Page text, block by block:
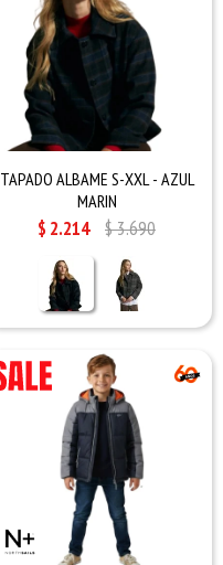
TAPADO ALBAME S-XXL - AZUL
MARIN
$ 2.214 $3.690